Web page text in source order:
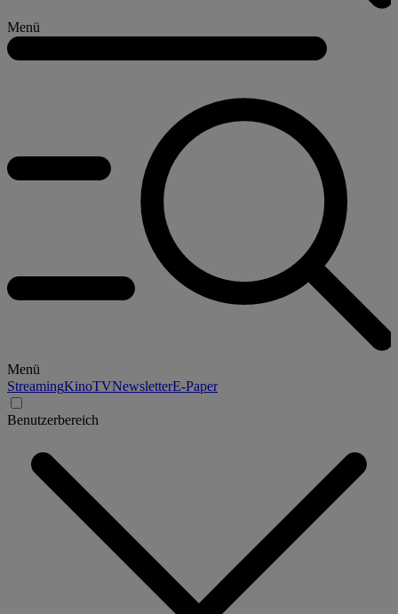
Menü
Menü
StreamingKinoTVNewsletterE-Paper
Benutzerbereich